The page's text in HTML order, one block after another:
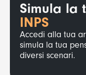
Simula la
INPS
Accedi alla tua
simula la tua
diversi scenari.